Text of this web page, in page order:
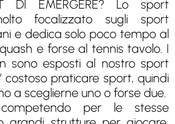
DI EMERGERE? Lo sport
focalizzato sugli sport
e dedica solo poco tempo al
e forse al tennis tavolo. I
sono esposti al nostro sport
costoso praticare sport, quindi
a sceglierne uno o forse due.
per le stesse